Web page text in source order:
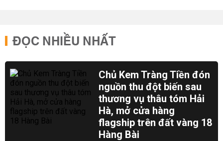
ĐỌC NHIỀU NHẤT
Chủ Kem Tràng Tiền đón
nguồn thu đột biến sau
thương vụ thâu tóm Hải
Hà, mở cửa hàng
flagship trên đất vàng 18
Hàng Bài